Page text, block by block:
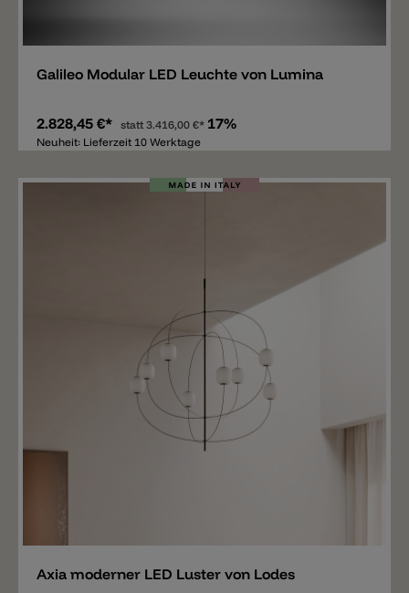
Galileo Modular LED Leuchte von Lumina
2.828,45 €* statt3.416,00 €* 17%
Neuheit: Lieferzeit 10 Werktage
Axia moderner LED Luster von Lodes